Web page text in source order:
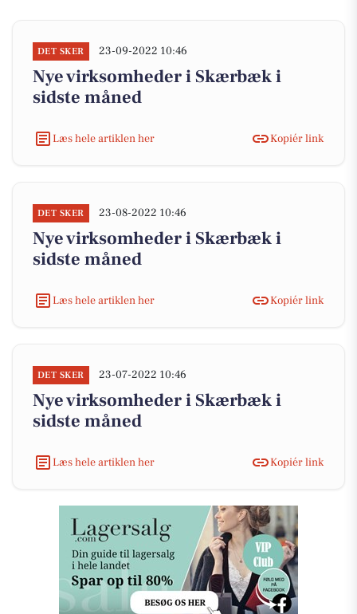
DET SKER 23-09-2022 10:46
Nye virksomheder i Skærbæk i
sidste måned
Læs hele artiklen her Kopiér link
DET SKER 23-08-2022 10:46
Nye virksomheder i Skærbæk i
sidste måned
Læs hele artiklen her Kopiér link
DET SKER 23-07-2022 10:46
Nye virksomheder i Skærbæk i
sidste måned
Læs hele artiklen her Kopiér link